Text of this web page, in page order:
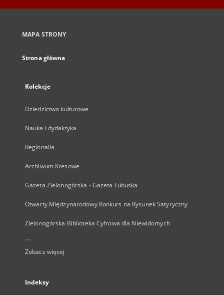
MAPA STRONY
Strona główna
Kolekcje
Dziedzictwo kulturowe
Nauka i dydaktyka
Regionalia
Archiwum Kresowe
Gazeta Zielonogórska - Gazeta Lubuska
Otwarty Międzynarodowy Konkurs na Rysunek Satyryczny
Zielonogórska Biblioteka Cyfrowa dla Niewidomych
...
Zobacz więcej
Indeksy